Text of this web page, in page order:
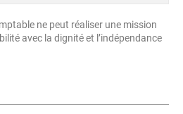
ne peut réaliser une mission
avec la dignité et l’indépendance